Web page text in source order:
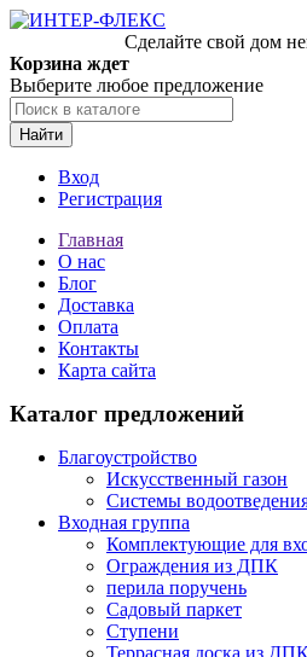
Сделайте свой дом
Корзина ждет
Выберите любое предложение
Найти
Вход
Регистрация
Главная
О нас
Блог
Доставка
Оплата
Контакты
Карта сайта
Каталог предложений
Благоустройство
Искусственный газон
Системы
Входная группа
Комплектующие для
Ограждения из ДПК
перила поручень
Садовый паркет
Ступени
Террасная доска из